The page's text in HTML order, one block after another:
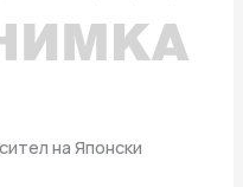
на Японски